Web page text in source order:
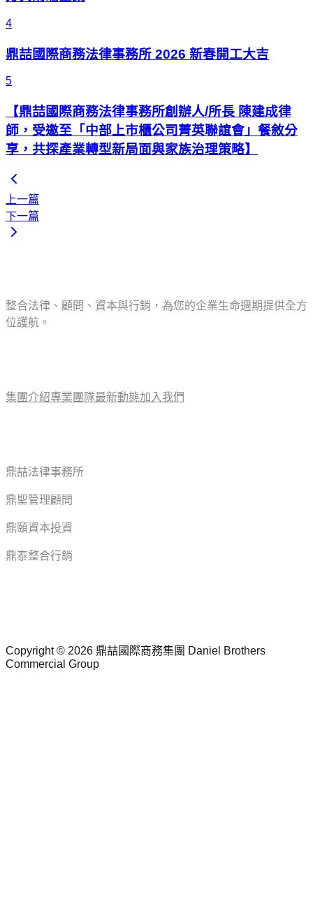
4
鼎喆國際商務法律事務所 2026 新春開工大吉
5
【鼎喆國際商務法律事務所創辦人/所長 陳建成律
師，受邀至「中部上市櫃公司菁英聯誼會」餐敘分
享，共探產業轉型新局面與家族治理策略】
上一篇
下一篇
整合法律、顧問、資本與行銷，為您的企業生命週期提供全方
位護航。
集團介紹專業團隊最新動態加入我們
鼎喆法律事務所
鼎聖管理顧問
鼎頤資本投資
鼎泰整合行銷
Copyright © 2026 鼎喆國際商務集團 Daniel Brothers
Commercial Group